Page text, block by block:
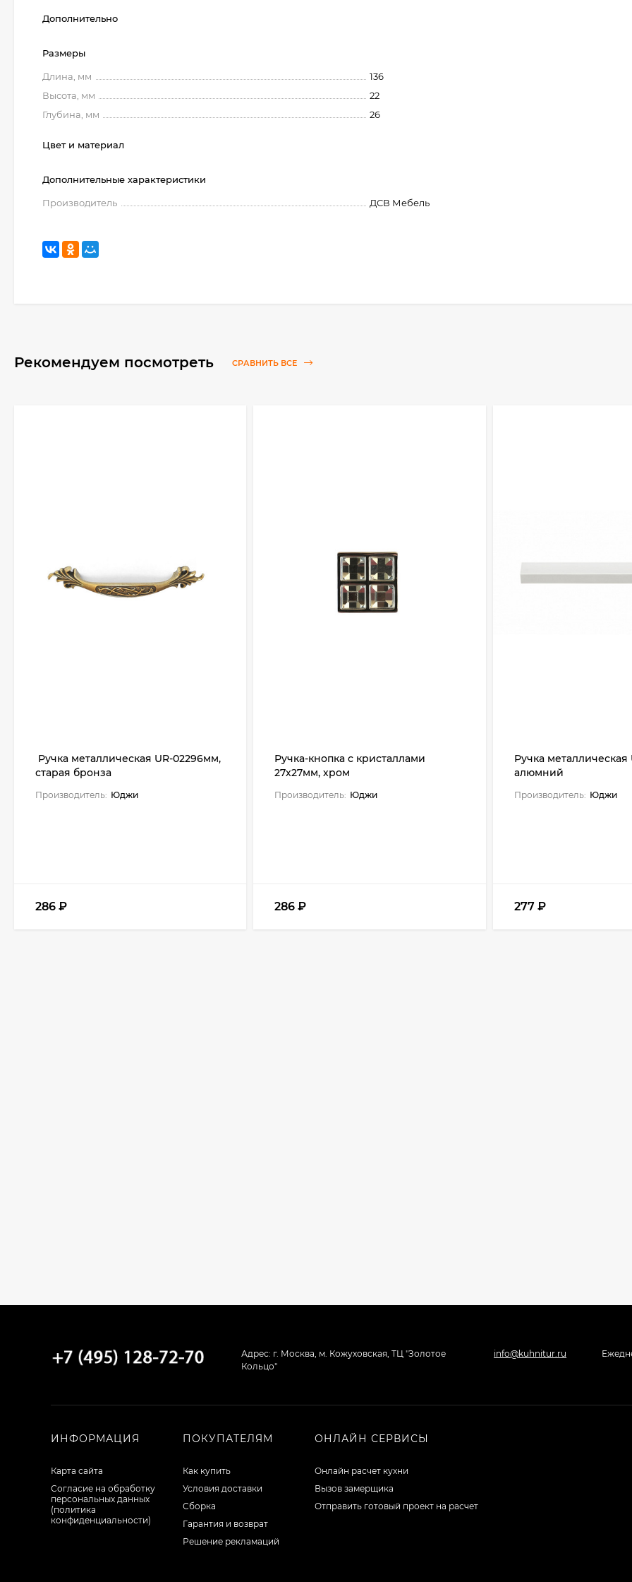
Дополнительно
Размеры
Длина, мм
136
Высота, мм
22
Глубина, мм
26
Цвет и материал
Дополнительные характеристики
Производитель ДСВ Мебель
Рекомендуем посмотреть СРАВНИТЬ ВСЕ
Ручка металлическая UR-02296мм,
старая бронза
Производитель: Юджи
286 ₽
Ручка-кнопка с кристаллами
27х27мм, хром
Производитель: Юджи
286₽
Ручка металлическая
алюмний
Производитель: Юджи
277 ₽
Адрес: г. Москва, м. Кожуховская, ТЦ "Золотое
Кольцо"
info@kuhnitur.ru
ИНФОРМАЦИЯ
Карта сайта
Согласие на обработку
персональных данных
(политика
конфиденциальности)
ПОКУПАТЕЛЯМ
Как купить
Условия доставки
Сборка
Гарантия и возврат
Решение рекламаций
ОНЛАЙН СЕРВИСЫ
Онлайн расчет кухни
Вызов замерщика
Отправить готовый проект на расчет